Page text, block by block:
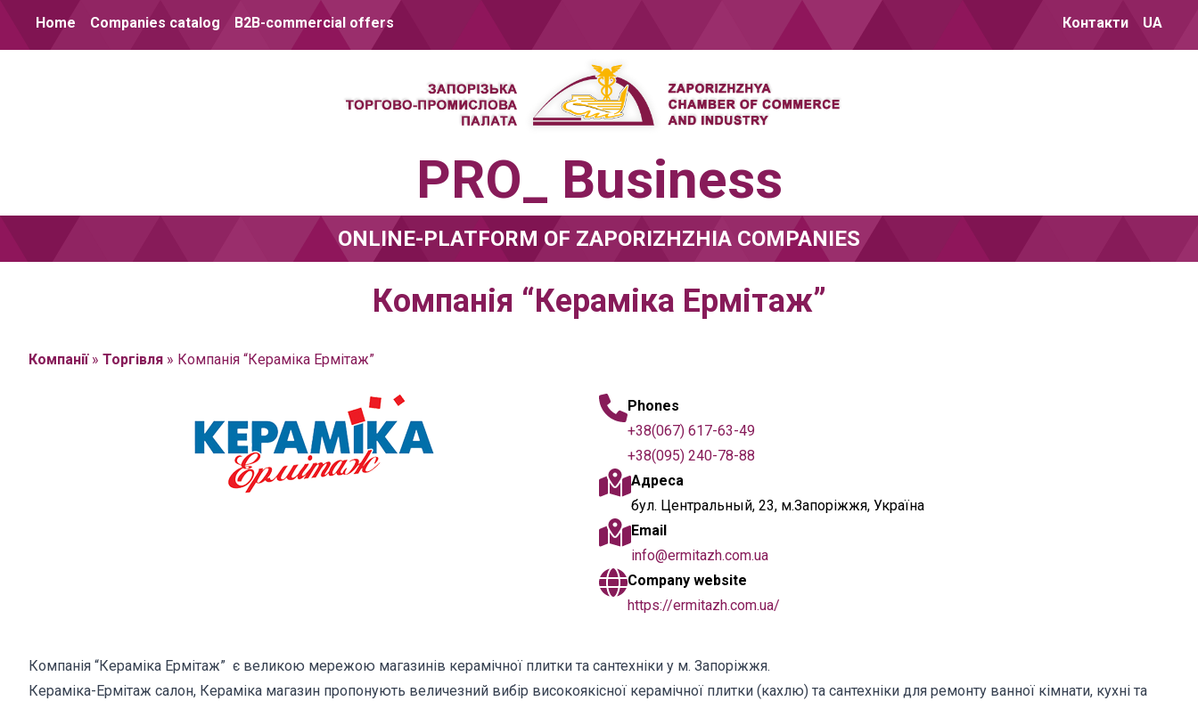
Home Companies catalog B2B-commercial offers Контакти UA
PRO_ Business
ONLINE-PLATFORM OF ZAPORIZHZHIA COMPANIES
Компанія “Кераміка Ермітаж”
Компанії» Торгівля » Компанія “Кераміка Ермітаж”
Phones
+38(067) 617-63-49
+38(095) 240-78-88
Адреса
бул. Центральный, 23, м.Запоріжжя, Україна
Email
info@ermitazh.com.ua
Company website
https://ermitazh.com.ua/
Компанія “Кераміка Ермітаж” є великою мережою магазинів керамічної плитки та сантехніки у м. Запоріжжя.
Кераміка-Ермітаж салон, Кераміка магазин пропонують величезний вибір високоякісної керамічної плитки (кахлю) та сантехніки для ремонту ванної кімнати, кухні та